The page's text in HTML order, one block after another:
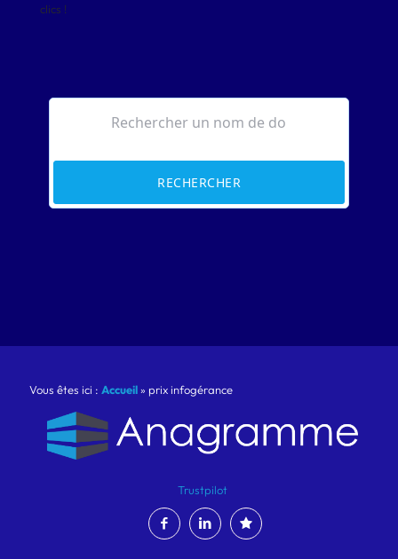
clics !
RECHERCHER
Vous êtes ici : Accueil» prix infogérance
Trustpilot